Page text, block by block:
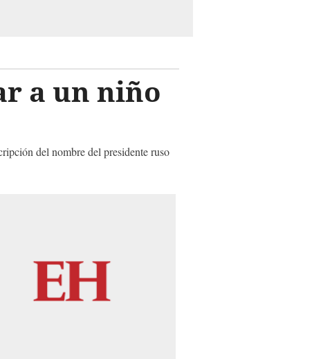
a un niño
del nombre del presidente ruso